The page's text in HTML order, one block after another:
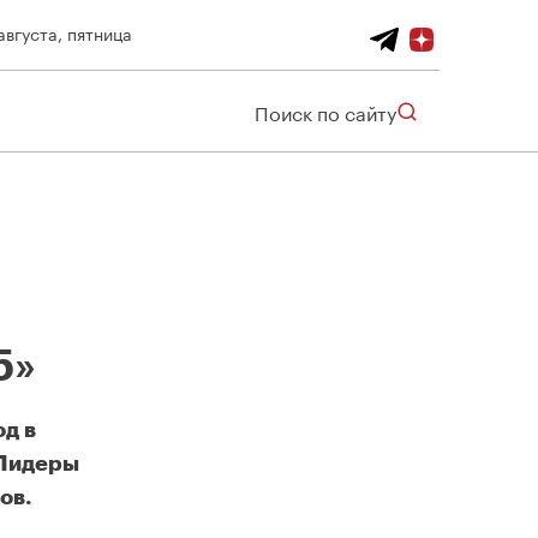
пятница
Поиск по сайту
в